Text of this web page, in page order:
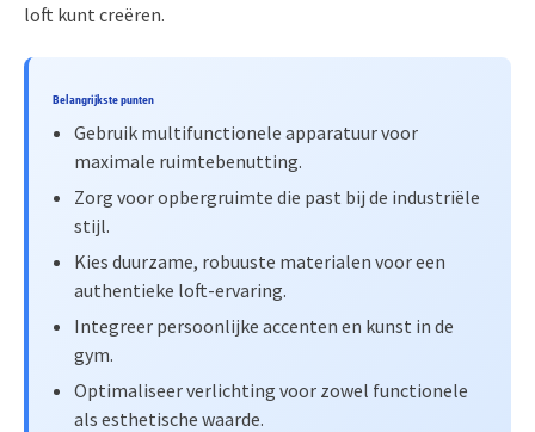
loft kunt creëren.
Belangrijkste punten
Gebruik multifunctionele apparatuur voor
maximale ruimtebenutting.
Zorg voor opbergruimte die past bij de industriële
stijl.
Kies duurzame, robuuste materialen voor een
authentieke loft-ervaring.
Integreer persoonlijke accenten en kunst in de
gym.
Optimaliseer verlichting voor zowel functionele
als esthetische waarde.